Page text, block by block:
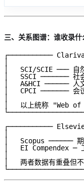
三、关系图谱：谁收录什
┌───────────
│
│   SCI/SCIE ───
│   SSCI ───────
│   A&HCI
│   CPCI ───────
│
│   以上统称 "Web
┌───────────
│
│   Scopus ──────
│   EI Compendex
│
│   两者数据有重